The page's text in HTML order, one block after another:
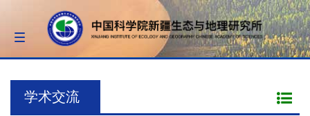
Toggle
navigation
学术交流